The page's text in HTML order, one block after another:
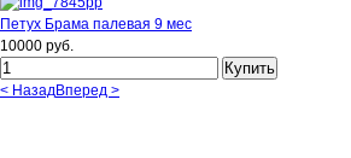
Петух Брама палевая 9 мес
10000 руб.
< НазадВперед >